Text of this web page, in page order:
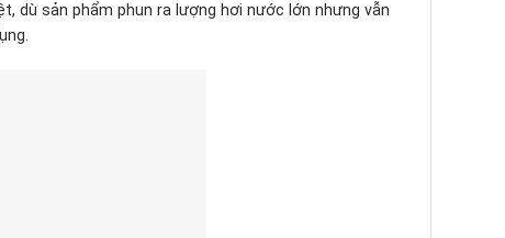
dù sản phẩm phun ra lượng hơi nước lớn nhưng vẫn